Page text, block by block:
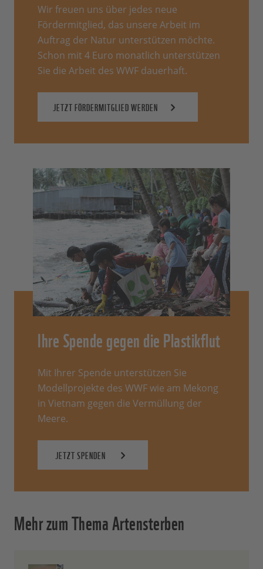
Wir freuen uns über jedes neue
Fördermitglied, das unsere Arbeit im
Auftrag der Natur unterstützen möchte.
Schon mit 4 Euro monatlich unterstützen
Sie die Arbeit des WWF dauerhaft.
JETZT FÖRDERMITGLIED WERDEN
Ihre Spende gegen die Plastikflut
Mit Ihrer Spende unterstützen Sie
Modellprojekte des WWF wie am Mekong
in Vietnam gegen die Vermüllung der
Meere.
JETZT SPENDEN
Mehr zum Thema Artensterben